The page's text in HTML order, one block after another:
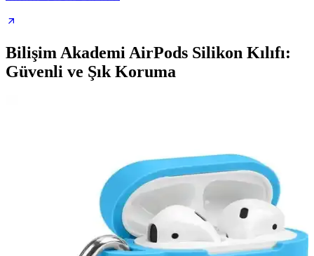
Bilişim Akademi AirPods Silikon Kılıfı:
Güvenli ve Şık Koruma